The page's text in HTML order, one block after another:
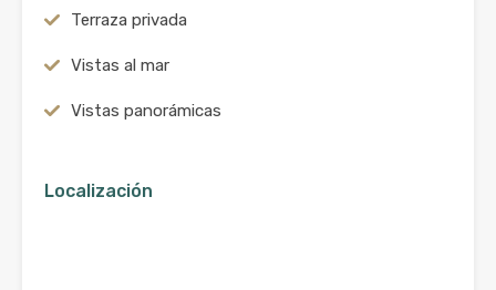
Terraza privada
Vistas al mar
Vistas panorámicas
Localización